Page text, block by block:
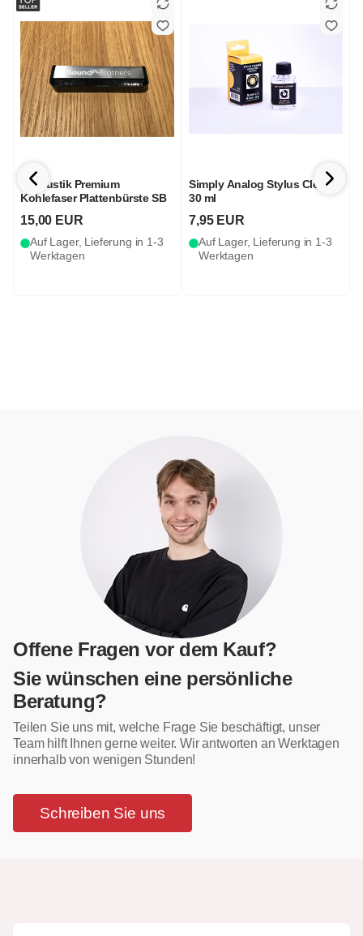
in-akustik Premium
Kohlefaser Plattenbürste SB
15,00 EUR
Auf Lager, Lieferung in 1-3
Werktagen
Simply Analog Stylus Cleaner
30 ml
7,95 EUR
Auf Lager, Lieferung in 1-3
Werktagen
Offene Fragen vor dem Kauf?
Sie wünschen eine persönliche
Beratung?
Teilen Sie uns mit, welche Frage Sie beschäftigt, unser
Team hilft Ihnen gerne weiter. Wir antworten an Werktagen
innerhalb von wenigen Stunden!
Schreiben Sie uns